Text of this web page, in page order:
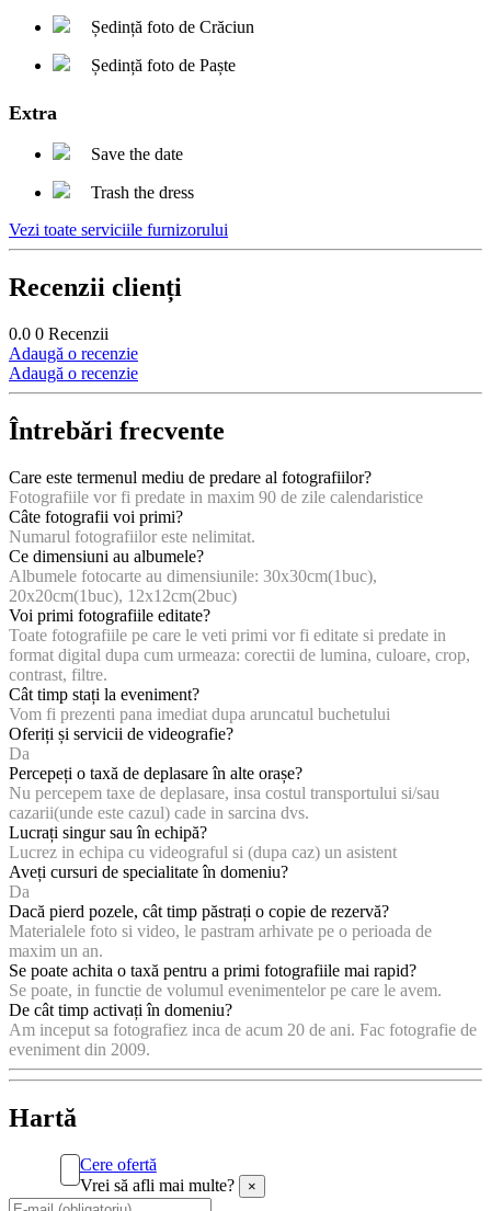
Ședință foto de Crăciun
Ședință foto de Paște
Extra
Save the date
Trash the dress
Vezi toate serviciile furnizorului
Recenzii clienți
0.0 0 Recenzii
Adaugă o recenzie
Adaugă o recenzie
Întrebări frecvente
Care este termenul mediu de predare al fotografiilor?
Fotografiile vor fi predate in maxim 90 de zile calendaristice
Câte fotografii voi primi?
Numarul fotografiilor este nelimitat.
Ce dimensiuni au albumele?
Albumele fotocarte au dimensiunile: 30x30cm(1buc),
20x20cm(1buc), 12x12cm(2buc)
Voi primi fotografiile editate?
Toate fotografiile pe care le veti primi vor fi editate si predate in
format digital dupa cum urmeaza: corectii de lumina, culoare, crop,
contrast, filtre.
Cât timp stați la eveniment?
Vom fi prezenti pana imediat dupa aruncatul buchetului
Oferiți și servicii de videografie?
Da
Percepeți o taxă de deplasare în alte orașe?
Nu percepem taxe de deplasare, insa costul transportului si/sau
cazarii(unde este cazul) cade in sarcina dvs.
Lucrați singur sau în echipă?
Lucrez in echipa cu videograful si (dupa caz) un asistent
Aveți cursuri de specialitate în domeniu?
Da
Dacă pierd pozele, cât timp păstrați o copie de rezervă?
Materialele foto si video, le pastram arhivate pe o perioada de
maxim un an.
Se poate achita o taxă pentru a primi fotografiile mai rapid?
Se poate, in functie de volumul evenimentelor pe care le avem.
De cât timp activați în domeniu?
Am inceput sa fotografiez inca de acum 20 de ani. Fac fotografie de
eveniment din 2009.
Hartă
Cere ofertă
Vrei să afli mai multe?
×